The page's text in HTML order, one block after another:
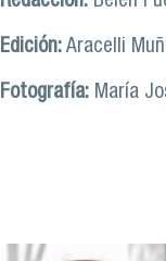
Edición: Aracelli
Fotografía: María